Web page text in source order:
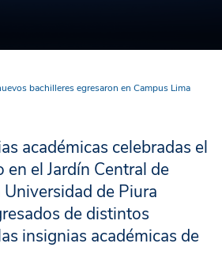
bachilleres egresaron en Campus Lima
académicas celebradas el
el Jardín Central de
de Piura
de distintos
insignias académicas de